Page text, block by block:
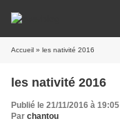
Accueil » les nativité 2016
les nativité 2016
Publié le 21/11/2016 à 19:05
Par chantou